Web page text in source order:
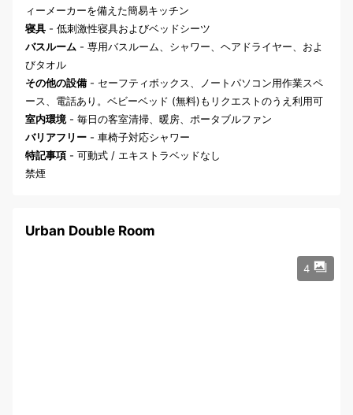
ィーメーカーを備えた簡易キッチン
寝具 - 低刺激性寝具およびベッドシーツ
バスルーム - 専用バスルーム、シャワー、ヘアドライヤー、およ
びタオル
その他の設備 - セーフティボックス、ノートパソコン用作業スペ
ース、電話あり。ベビーベッド (無料)もリクエストのうえ利用可
室内環境 - 毎日の客室清掃、暖房、ポータブルファン
バリアフリー - 車椅子対応シャワー
特記事項 - 可動式 / エキストラベッドなし
禁煙
Urban Double Room
4